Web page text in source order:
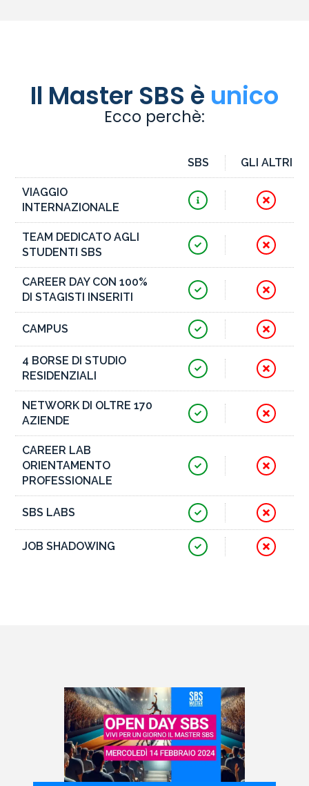
Il Master SBS è unico
Ecco perchè:
SBS GLI ALTRI
VIAGGIO
INTERNAZIONALE
TEAM DEDICATO AGLI
STUDENTI SBS
CAREER DAY CON 100%
DI STAGISTI INSERITI
CAMPUS
4 BORSE DI STUDIO
RESIDENZIALI
NETWORK DI OLTRE 170
AZIENDE
CAREER LAB
ORIENTAMENTO
PROFESSIONALE
SBS LABS
JOB SHADOWING